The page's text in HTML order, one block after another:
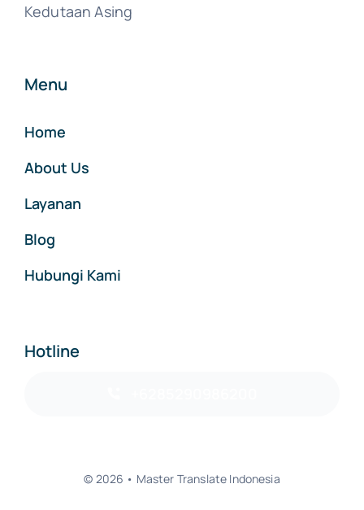
Kedutaan Asing
Menu
Home
About Us
Layanan
Blog
Hubungi Kami
Hotline
© 2026 • Master Translate Indonesia